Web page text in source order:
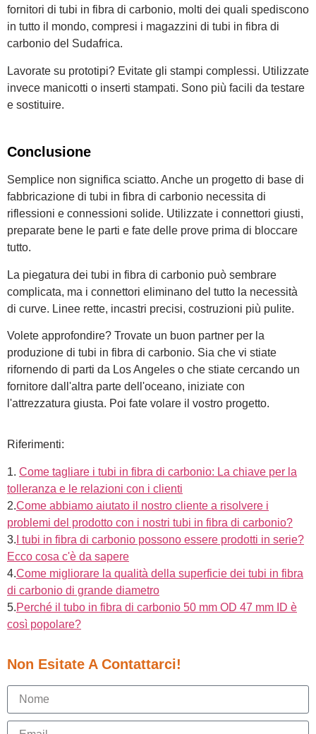
fornitori di tubi in fibra di carbonio, molti dei quali spediscono
in tutto il mondo, compresi i magazzini di tubi in fibra di
carbonio del Sudafrica.
Lavorate su prototipi? Evitate gli stampi complessi. Utilizzate
invece manicotti o inserti stampati. Sono più facili da testare
e sostituire.
Conclusione
Semplice non significa sciatto. Anche un progetto di base di
fabbricazione di tubi in fibra di carbonio necessita di
riflessioni e connessioni solide. Utilizzate i connettori giusti,
preparate bene le parti e fate delle prove prima di bloccare
tutto.
La piegatura dei tubi in fibra di carbonio può sembrare
complicata, ma i connettori eliminano del tutto la necessità
di curve. Linee rette, incastri precisi, costruzioni più pulite.
Volete approfondire? Trovate un buon partner per la
produzione di tubi in fibra di carbonio. Sia che vi stiate
rifornendo di parti da Los Angeles o che stiate cercando un
fornitore dall'altra parte dell'oceano, iniziate con
l'attrezzatura giusta. Poi fate volare il vostro progetto.
Riferimenti:
1. Come tagliare i tubi in fibra di carbonio: La chiave per la
tolleranza e le relazioni con i clienti
2.Come abbiamo aiutato il nostro cliente a risolvere i
problemi del prodotto con i nostri tubi in fibra di carbonio?
3. I tubi in fibra di carbonio possono essere prodotti in serie?
Ecco cosa c'è da sapere
4.Come migliorare la qualità della superficie dei tubi in fibra
di carbonio di grande diametro
5.Perché il tubo in fibra di carbonio 50 mm OD 47 mm ID è
così popolare?
Non Esitate A Contattarci!